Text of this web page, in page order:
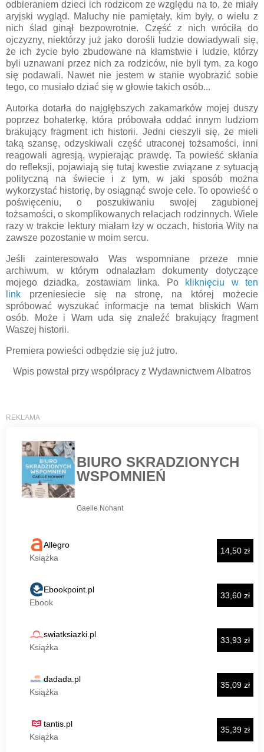
odbieraniem dzieci ich rodzicom ze względu na to, że miały
aryjski wygląd. Maluchy nie pamiętały, kim były, o wielu z
nich ślad ginął bezpowrotnie. Część z nich wróciła do
ojczyzny, niektórzy już jako dorośli ludzie dowiadywali się,
że ich życie było zbudowane na kłamstwie i ludzie, którzy
byli uznawani przez nich za rodziców, nie byli tym, za kogo
się podawali. Nawet nie jestem w stanie wyobrazić sobie
tego, co musiało dziać się w głowie takich osób...
Autorka dotarła do najgłębszych zakamarków mojej duszy
poprzez bohaterkę, która próbowała oddać innym ludziom
brakujący fragment ich historii. Jedni cieszyli się, że mieli
taką szansę, odzyskiwali część utraconej tożsamości, inni
reagowali agresją, wypierając prawdę. Ta powieść skłania
do refleksji, pojawiają się tutaj kwestie związane z sytuacją
polityczną na świecie i z tym, w jaki sposób można
wykorzystać historię, by osiągnąć swoje cele. To opowieść o
poświęceniu, o poszukiwaniu swojej zagubionej
tożsamości, o skomplikowanych relacjach rodzinnych. Wiele
razy w trakcie lektury miałam łzy w oczach, historia Wity na
zawsze pozostanie w moim sercu.
Jeśli zainteresowało Was wspomniane przeze mnie
archiwum, w którym odnalazłam dokumenty dotyczące
mojego dziadka, zostawiam linka. Po
kliknięciu w ten
link przeniesiecie się na stronę, na której możecie
spróbować wyszukać informacje na temat bliskich Wam
osób. Może i Wam uda się znaleźć brakujący fragment
Waszej historii.
Premiera powieści odbędzie się już jutro.
Wpis powstał przy współpracy z Wydawnictwem Albatros